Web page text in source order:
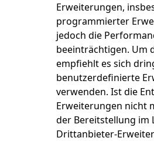
Erweiterungen,
programmierter
jedoch die
beeinträchtigen. Um
empfiehlt es sich
benutzerdefinierte
verwenden. Ist die
Erweiterungen nicht
der Bereitstellung im
Drittanbieter-